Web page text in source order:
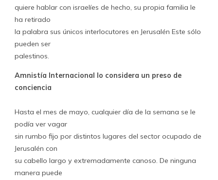
quiere hablar con israelíes de hecho, su propia familia le
ha retirado
la palabra sus únicos interlocutores en Jerusalén Este sólo
pueden ser
palestinos.
Amnistía Internacional lo considera un preso de
conciencia
Hasta el mes de mayo, cualquier día de la semana se le
podía ver vagar
sin rumbo fijo por distintos lugares del sector ocupado de
Jerusalén con
su cabello largo y extremadamente canoso. De ninguna
manera puede